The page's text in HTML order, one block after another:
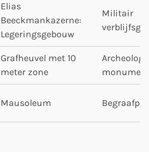
Elias
Beeckmankazerne:
Legeringsgebouw
Militair
Grafheuvel met 10
meter zone
Mausoleum